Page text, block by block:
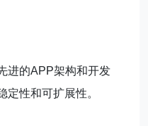
进的APP架构和开发
定性和可扩展性。